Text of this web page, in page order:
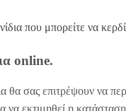
που μπορείτε να
online.
θα σας επιτρέψουν να
εκτιμηθεί η